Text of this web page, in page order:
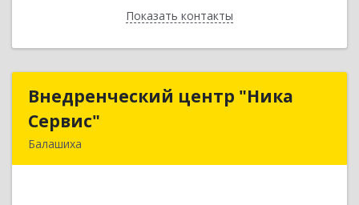
Показать контакты
Назад
Внедренческий центр "Ника
Сервис"
Балашиха
Внедренческий центр "Ника